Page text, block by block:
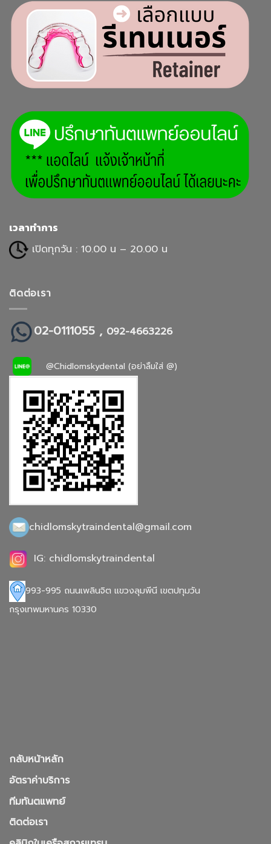
เวลาทำการ
เปิดทุกวัน : 10.00 น – 20.00 น
ติดต่อเรา
02-0111055 , 092-4663226
@Chidlomskydental (อย่าลืมใส่ @)
chidlomskytraindental@gmail.com
IG: chidlomskytraindental
993-995 ถนนเพลินจิต แขวงลุมพีนี เขตปทุมวัน
กรุงเทพมหานคร 10330
กลับหน้าหลัก
อัตราค่าบริการ
ทีมทันตแพทย์
ติดต่อเรา